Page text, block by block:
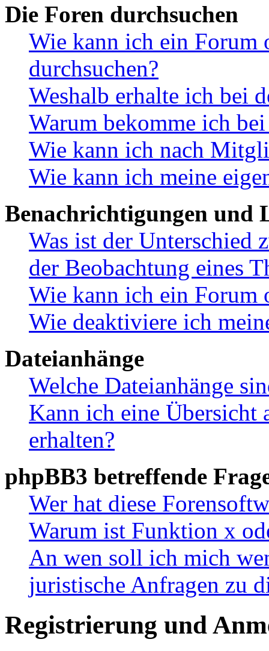
Die Foren durchsuchen
Wie kann ich ein Forum
durchsuchen?
Weshalb erhalte ich bei
Warum bekomme ich
Wie kann ich nach
Wie kann ich meine
Benachrichtigungen und
Was ist der Unterschied
der Beobachtung eines
Wie kann ich ein Forum
Wie deaktiviere ich
Dateianhänge
Welche Dateianhänge
Kann ich eine Übersicht
erhalten?
phpBB3 betreffende
Wer hat diese
Warum ist Funktion x
An wen soll ich mich
juristische Anfragen zu
Registrierung und